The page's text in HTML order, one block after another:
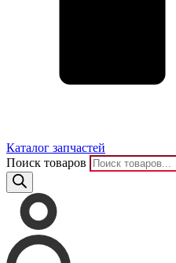
Каталог запчастей
Поиск товаров